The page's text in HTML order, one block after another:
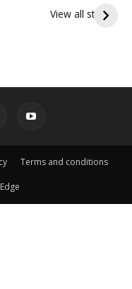
View all stories
గిరి ప్రదక్షిణ
Terms and conditions